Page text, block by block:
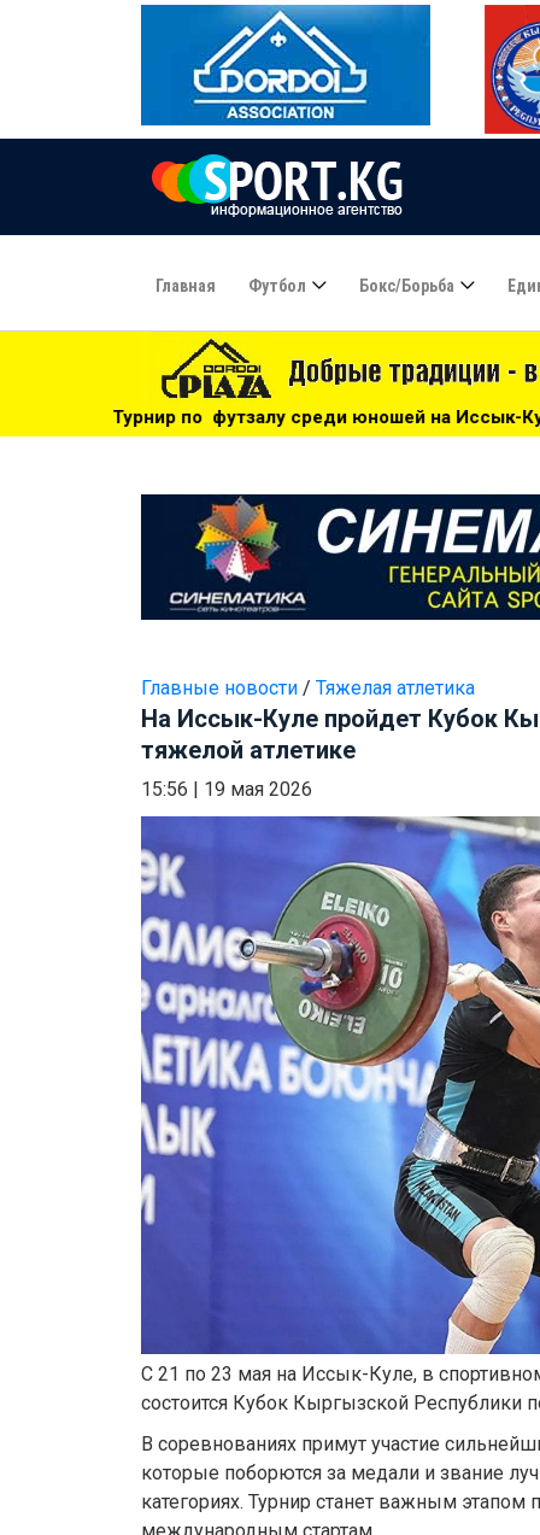
Главная Футбол Бокс/борьба
среди юношей на Иссык-Куле: «Бишкек» - чемпион!
Главные новости / Тяжелая атлетика
На Иссык-Куле пройдет Кубок
тяжелой атлетике
15:56 19 мая 2026
С 21 по 23 мая на Иссык-Куле, в
состоится Кубок Кыргызской Республики
В соревнованиях примут участие
которые поборются за медали и звание
категориях. Турнир станет важным этапом